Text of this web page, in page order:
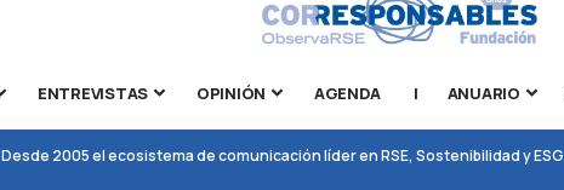
ENTREVISTAS OPINIÓN AGENDA | ANUARIO
Desde 2005 el ecosistema de comunicación líder en RSE, Sostenibilidad y ESG